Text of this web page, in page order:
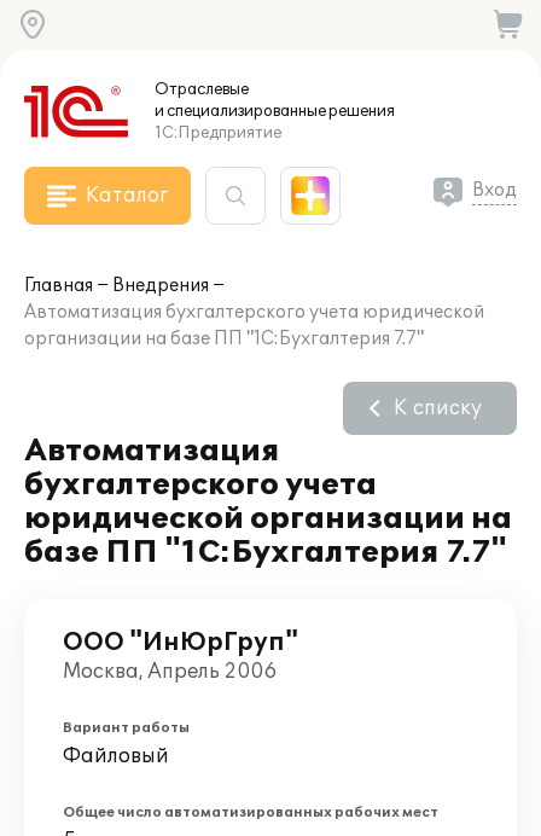
Отраслевые
и специализированныерешения
1С:Предприятие
Каталог Вход
Главная
Внедрения
Автоматизация бухгалтерского учета юридической
организации на базе ПП "1С:Бухгалтерия 7.7"
Автоматизация
бухгалтерского учета
юридической организации на
базе ПП "1С:Бухгалтерия 7.7"
К списку
ООО "ИнЮрГруп"
Москва, Апрель 2006
Вариант работы
Файловый
Общее число автоматизированных рабочих мест